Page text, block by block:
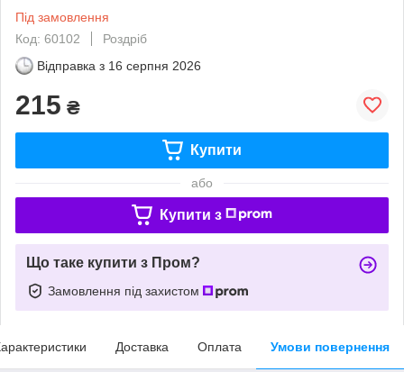
Під замовлення
Код: 60102
Роздріб
Відправка з 16 серпня 2026
215 ₴
Купити
або
Купити з
Що таке купити з Пром?
Замовлення під захистом
Доставка Оплата Умови повернення